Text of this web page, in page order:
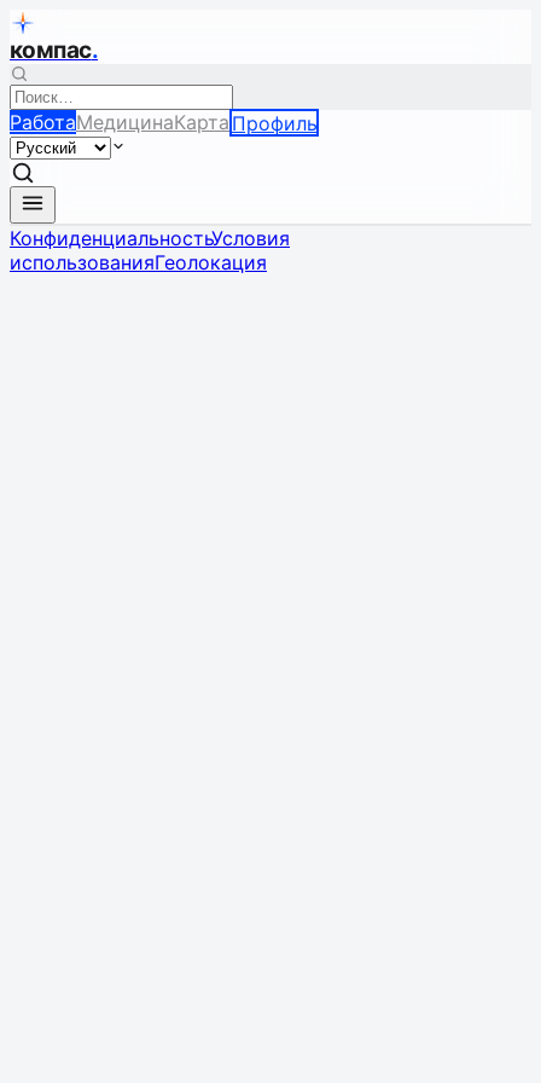
компас.
РаботаМедицинаКарта Профиль
КонфиденциальностьУсловия
использованияГеолокация